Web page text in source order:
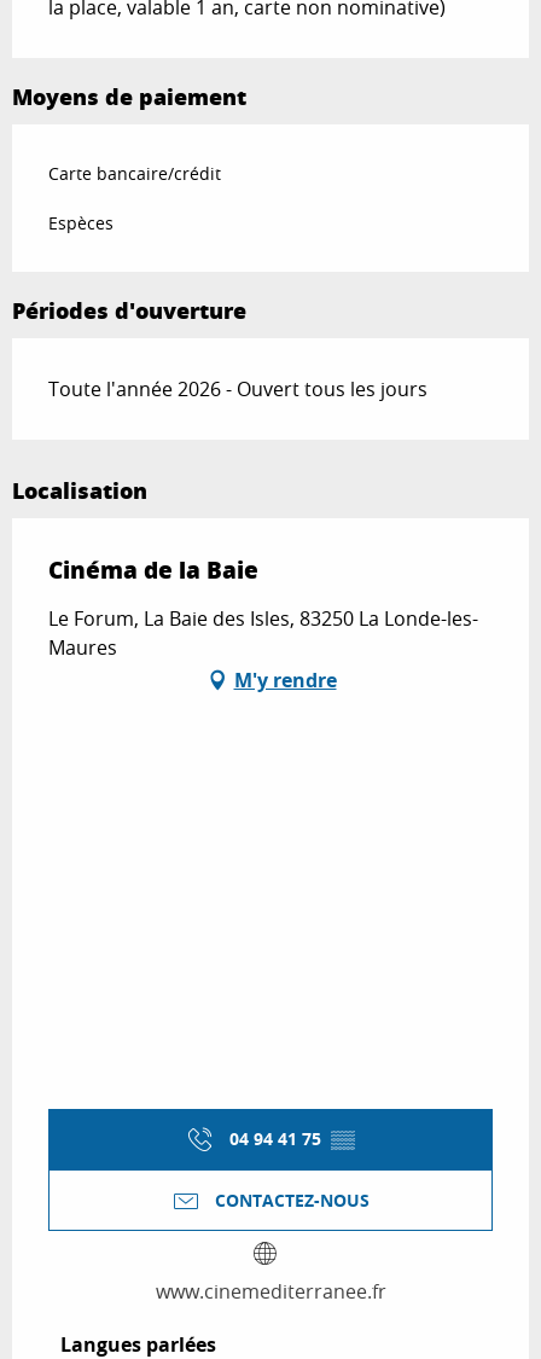
la place, valable 1 an, carte non nominative)
Moyens de paiement
Carte bancaire/crédit
Espèces
Périodes d'ouverture
Toute l'année 2026 - Ouvert tous les jours
Localisation
Cinéma de la Baie
Le Forum, La Baie des Isles, 83250 La Londe-les-
Maures
M'y rendre
04 94 41 75 ▒▒
CONTACTEZ-NOUS
www.cinemediterranee.fr
Langues parlées
Langues parlées